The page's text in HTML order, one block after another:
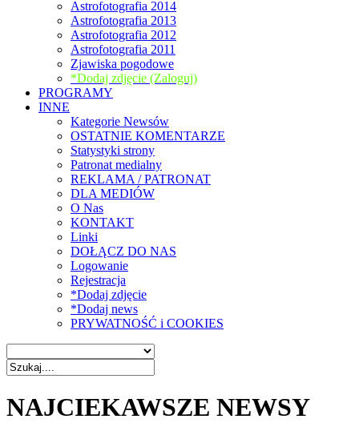
Astrofotografia 2014
Astrofotografia 2013
Astrofotografia 2012
Astrofotografia 2011
Zjawiska pogodowe
*Dodaj zdjęcie (Zaloguj)
PROGRAMY
INNE
Kategorie Newsów
OSTATNIE KOMENTARZE
Statystyki strony
Patronat medialny
REKLAMA / PATRONAT
DLA MEDIÓW
O Nas
KONTAKT
Linki
DOŁĄCZ DO NAS
Logowanie
Rejestracja
*Dodaj zdjęcie
*Dodaj news
PRYWATNOŚĆ i COOKIES
NAJCIEKAWSZE NEWSY